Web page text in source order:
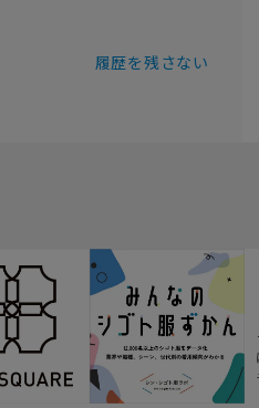
履歴を残さない